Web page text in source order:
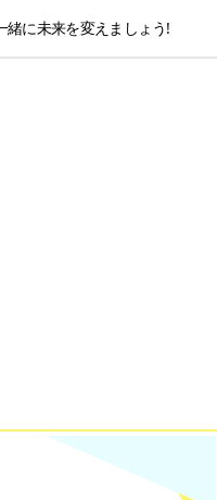
緒に未来を変えましょう!